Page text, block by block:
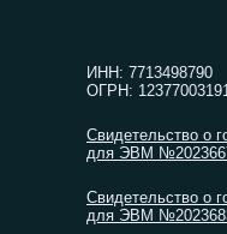
ИНН: 7713498790
ОГРН:
Свидетельство о
для ЭВМ
Свидетельство о
для ЭВМ